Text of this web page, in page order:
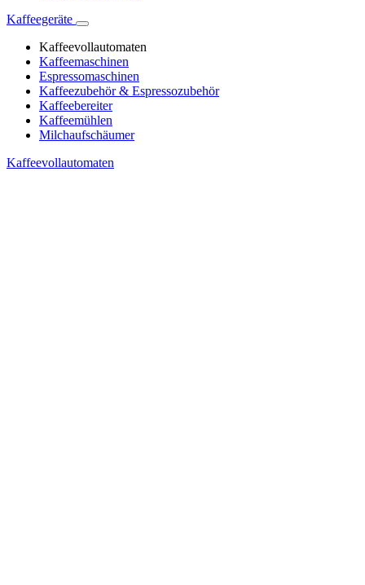
Kaffeegeräte
Kaffeevollautomaten
Kaffeemaschinen
Espressomaschinen
Kaffeezubehör & Espressozubehör
Kaffeebereiter
Kaffeemühlen
Milchaufschäumer
Kaffeevollautomaten